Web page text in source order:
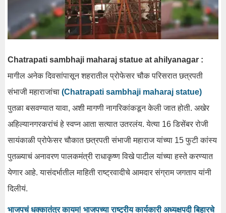
Chatrapati sambhaji maharaj statue at ahilyanagar :
मागील अनेक दिवसांपासून शहरातील प्रोफेसर चौक परिसरात छत्रपती
संभाजी महाराजांचा (Chatrapati sambhaji maharaj statue)
पुतळा बसवण्यात यावा, अशी मागणी नागरिकांकडून केली जात होती. अखेर
अहिल्यानगरकरांचं हे स्वप्न आता सत्यात उतरलंय. येत्या 16 डिसेंबर रोजी
सायंकाळी प्रोफेसर चौकात छत्रपती संभाजी महाराज यांच्या 15 फुटी कांस्य
पुतळ्याचं अनावरण पालकमंत्री राधाकृष्ण विखे पाटील यांच्या हस्ते करण्यात
येणार आहे. यासंदर्भातील माहिती राष्ट्रवादीचे आमदार संग्राम जगताप यांनी
दिलीयं.
भाजपचं धक्कातंत्र कायम! भाजपच्या राष्ट्रीय कार्यकारी अध्यक्षपदी बिहारचे